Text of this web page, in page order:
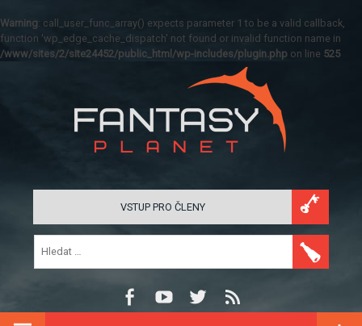
Warning: call_user_func_array() expects parameter 1 to be a valid callback,
function 'wp_edge_cache_dispatch' not found or invalid function name in
/www/sites/2/site24452/public_html/wp-includes/plugin.php on line 525
VSTUP PRO ČLENY